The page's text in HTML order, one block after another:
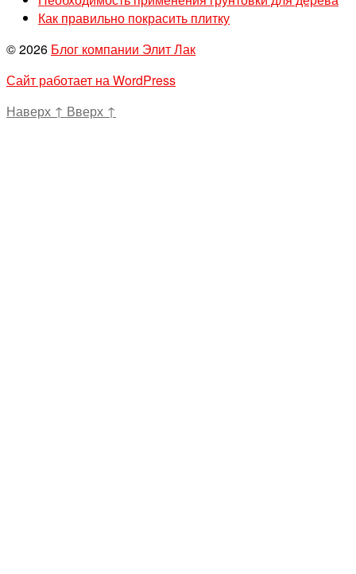
Как правильно покрасить плитку
© 2026 Блог компании Элит Лак
Сайт работает на WordPress
Наверх ↑ Вверх ↑